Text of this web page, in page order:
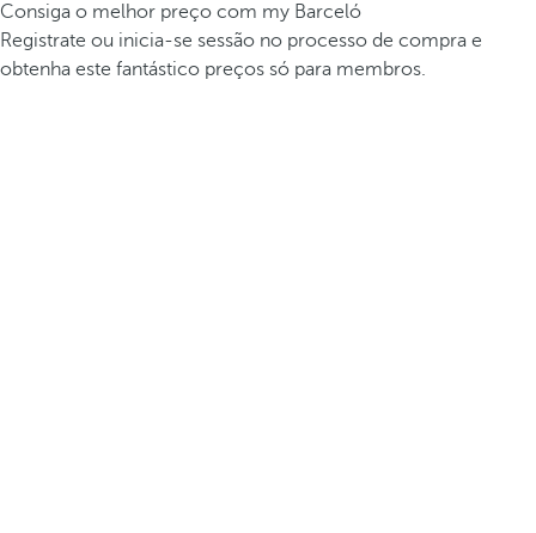
Consiga o melhor preço com my Barceló
Registrate ou inicia-se sessão no processo de compra e
obtenha este fantástico preços só para membros.